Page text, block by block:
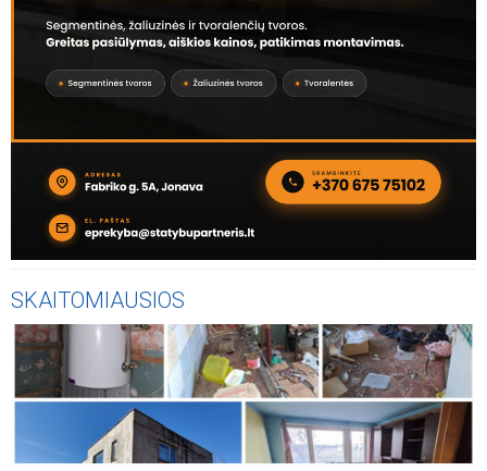
SKAITOMIAUSIOS